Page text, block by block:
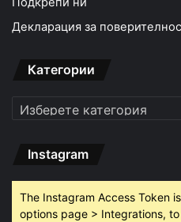
Декларация за
Категории
Категории
Instagram
The Instagram Access Token
options page > Integrations,